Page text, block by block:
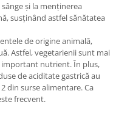
și la menținerea
susținând astfel sănătatea
de origine animală,
Astfel, vegetarienii sunt mai
important nutrient. În plus,
de aciditate gastrică au
din surse alimentare. Ca
frecvent.